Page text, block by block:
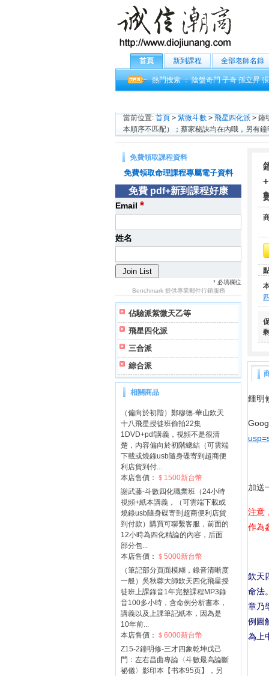
首頁 新到課程 全部老師名錄
熱門搜索 ：陰盤奇門 子奇 孫立昇
當前位置: 首頁 > 紫微斗數 > 飛星四化派 > 鐘
本順序不匹配）；蔡家秘訣均在內哦，另有
免費領取課程資料
免費領取命理課程專屬電子資料
免費 pdf+新到課程好康
Email *
姓名
* 必填欄位
Benchmark 提供專業郵件行銷服務
佔驗派紫微天乙等
飛星四化派
三合派
綜合派
相關商品
（偏向於初階）鄭穆德-華山欽天
十八飛星授徒班偷拍22集
1DVD+pdf講義，視頻不是很清
楚，內容偏向於初階總結（可雲端
下載或燒錄usb隨身碟寄到超商便
利店貨到付...
本店售價： ＄1500新台幣
謝武藤-斗數四化職業班（24小時
視頻+紙本講義，（可雲端下載或
燒錄usb隨身碟寄到超商便利店貨
到付款）購買可聯繫客服，前面的
12小時為四化精論的內容，后面
部分包...
本店售價： ＄5000新台幣
（筆記部分頁面模糊，錄音清晰度
一般）吳秋蓉大師欽天四化飛星授
徒班上課錄音1年完整課程MP3錄
音100多小時，含命例分析書本，
講義以及上課筆記紙本，因為是
10年前...
本店售價： ＄6000新台幣
Z15-2鐘明修-三才四象乾坤戊己
門：左右昌曲專論〈斗數最高論斷
祕儀〉影印本【书本95页】，另
鍾明
加送
注意
作為
欽天
命法
章乃
例圖
為上